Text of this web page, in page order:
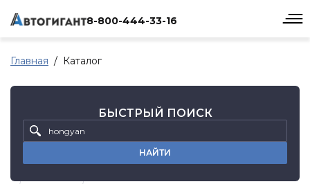
8-800-444-33-16
Главная Каталог
БЫСТРЫЙ ПОИСК
НАЙТИ